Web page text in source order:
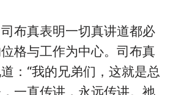
布真表明一切真讲道都必
格与工作为中心。司布真
：“我的兄弟们，这就是总
一直传讲，永远传讲。祂